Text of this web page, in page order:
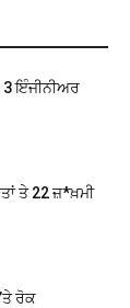
3 ਇੰਜੀਨੀਅਰ
ਤੇ 22 ਜ਼*ਖ਼ਮੀ
ਰੋਕ